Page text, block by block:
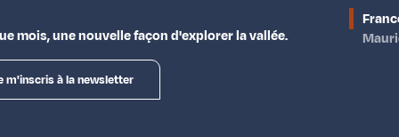
mois, une nouvelle façon d'explorer la vallée.
m'inscris à la newsletter